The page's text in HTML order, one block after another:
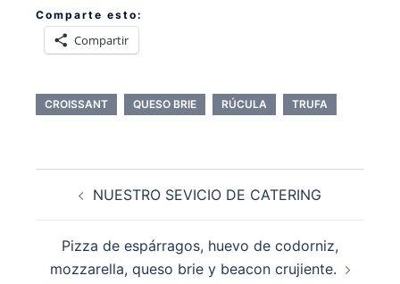
Comparte esto:
Compartir
CROISSANT QUESO BRIE RÚCULA TRUFA
entradas
NUESTRO SEVICIO DE CATERING
Pizza de espárragos, huevo de codorniz,
mozzarella, queso brie y beacon crujiente.